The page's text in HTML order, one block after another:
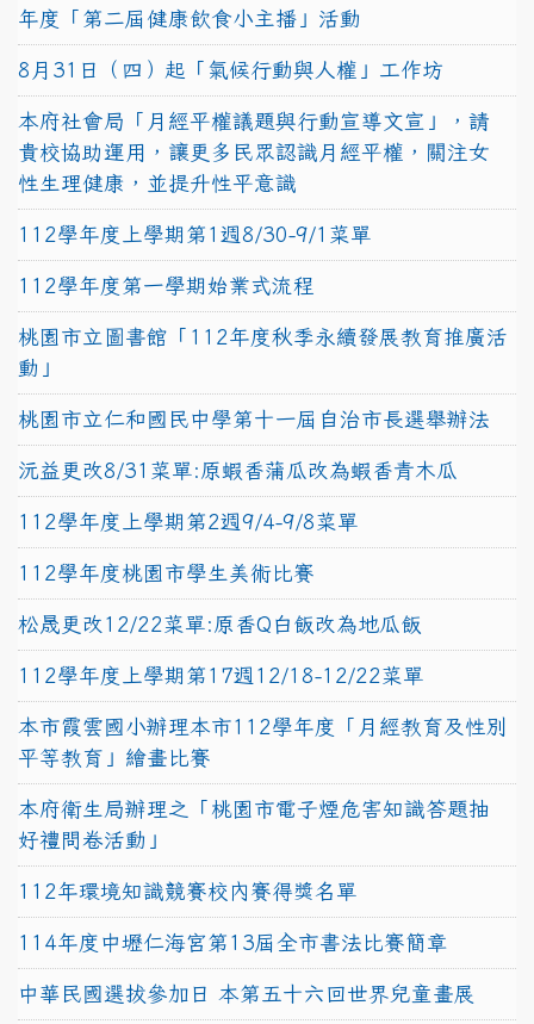
年度「第二屆健康飲食小主播」活動
8月31日（四）起「氣候行動與人權」工作坊
本府社會局「月經平權議題與行動宣導文宣」，請
貴校協助運用，讓更多民眾認識月經平權，關注女
性生理健康，並提升性平意識
112學年度上學期第1週8/30-9/1菜單
112學年度第一學期始業式流程
桃園市立圖書館「112年度秋季永續發展教育推廣活
動」
桃園市立仁和國民中學第十一屆自治市長選舉辦法
沅益更改8/31菜單:原蝦香蒲瓜改為蝦香青木瓜
112學年度上學期第2週9/4-9/8菜單
112學年度桃園市學生美術比賽
松晟更改12/22菜單:原香Q白飯改為地瓜飯
112學年度上學期第17週12/18-12/22菜單
本市霞雲國小辦理本市112學年度「月經教育及性別
平等教育」繪畫比賽
本府衛生局辦理之「桃園市電子煙危害知識答題抽
好禮問卷活動」
112年環境知識競賽校內賽得獎名單
114年度中壢仁海宮第13屆全市書法比賽簡章
中華民國選拔參加日 本第五十六回世界兒童畫展